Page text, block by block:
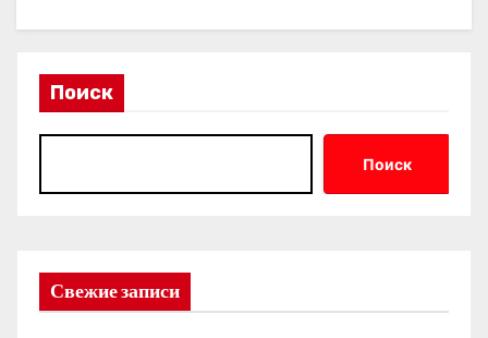
Поиск
Поиск
Свежие записи